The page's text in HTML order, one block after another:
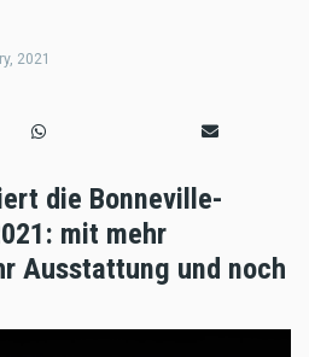
2021
die Bonneville-
mit mehr
Ausstattung und noch